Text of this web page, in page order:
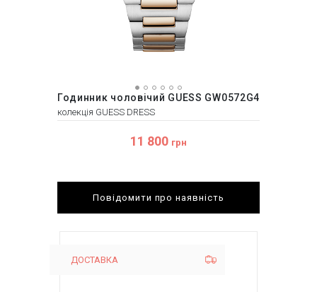
Годинник чоловічий GUESS GW0572G4
колекція GUESS DRESS
11 800 грн
Повідомити про наявність
ДОСТАВКА